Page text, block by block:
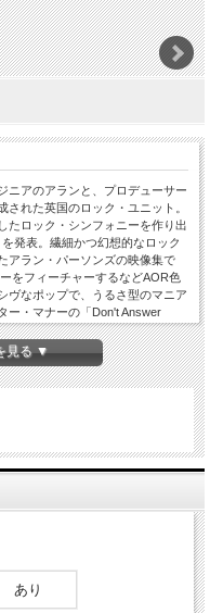
ニアのアランと、プロデューサー
れた英国のロック・ユニット。
たロック・シンフォニーを作り出
発表。繊細かつ幻想的なロック
アラン・パーソンズの映像集で
をフィーチャーするなどAOR色
ヴなポップで、うるさ型のマニア
ー・マナーの「Don't Answer
Project Promos &
AND AMAZING LIVE
ｴt want to be like you Don't
Stereotomy Eye in the sky
Games people play Silence
and not official releases. Plus
Bush CONCERTS: Live
1995 60 minutes Live Madrid
見る ▼
あり